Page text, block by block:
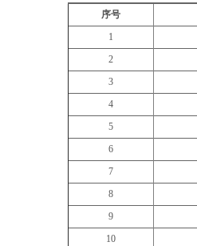
序号
1
2
3
4
5
6
7
8
9
10